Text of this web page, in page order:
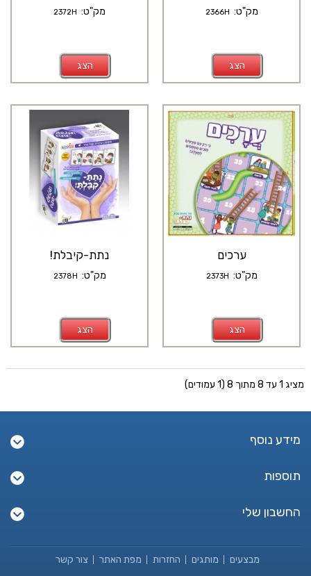
מק"ט: 2372H
הצג
מק"ט: 2366H
הצג
נתת-קיבלת!
מק"ט: 2378H
הצג
ערכים
מק"ט: 2373H
הצג
מציג 1 עד 8 מתוך 8 (1 עמודים)
מידע נוסף
תוספות
החשבון שלי
מבצעים מותגים החזרות מפת האתר צור קשר